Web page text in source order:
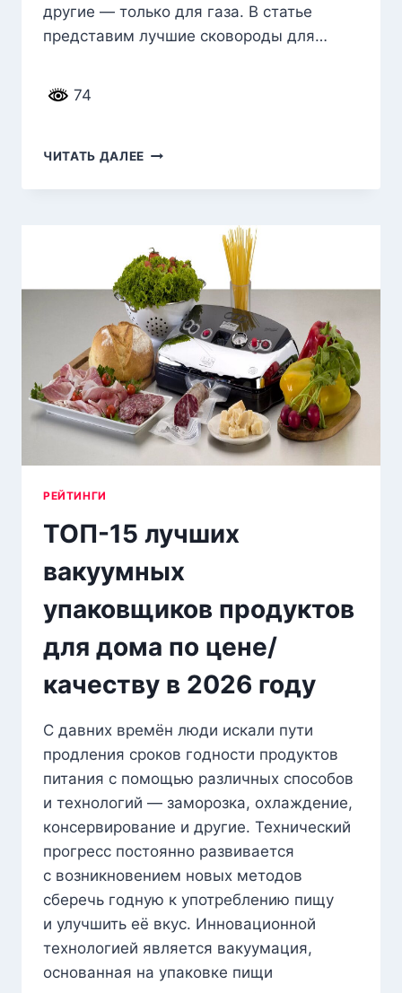
другие — только для газа. В статье
представим лучшие сковороды для…
74
ЧИТАТЬ ДАЛЕЕ ЛУЧШИЕ
ДЛЯ
МАСЛА
В 2026
ГОДУ
РЕЙТИНГИ
ТОП-15 лучших
вакуумных
упаковщиков продуктов
для дома по цене/
качеству в 2026 году
С давних времён люди искали пути
продления сроков годности продуктов
питания с помощью различных способов
и технологий — заморозка, охлаждение,
консервирование и другие. Технический
прогресс постоянно развивается
с возникновением новых методов
сберечь годную к употреблению пищу
и улучшить её вкус. Инновационной
технологией является вакуумация,
основанная на упаковке пищи